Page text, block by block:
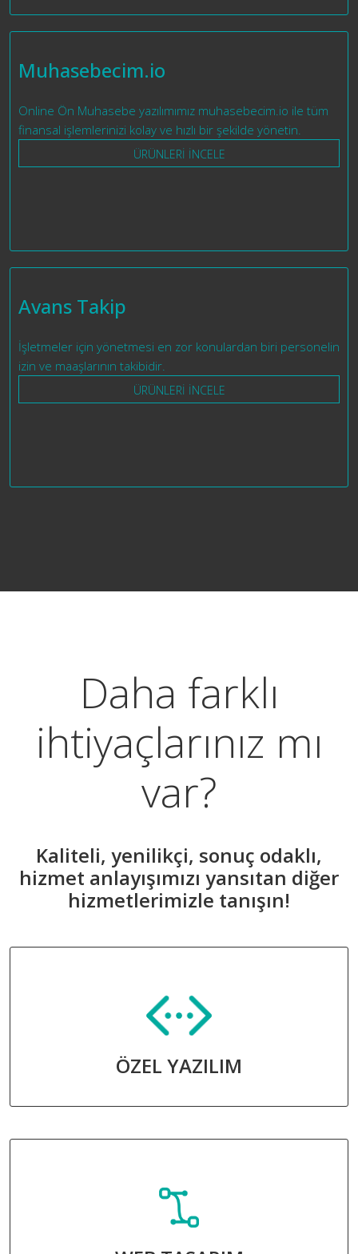
Muhasebecim.io
Online Ön Muhasebe yazılımımız muhasebecim.io ile tüm
finansal işlemlerinizi kolay ve hızlı bir şekilde yönetin.
ÜRÜNLERİ İNCELE
Avans Takip
İşletmeler için yönetmesi en zor konulardan biri personelin
izin ve maaşlarının takibidir.
ÜRÜNLERİ İNCELE
Daha farklı
ihtiyaçlarınız mı
var?
Kaliteli, yenilikçi, sonuç odaklı,
hizmet anlayışımızı yansıtan diğer
hizmetlerimizle tanışın!
ÖZEL YAZILIM